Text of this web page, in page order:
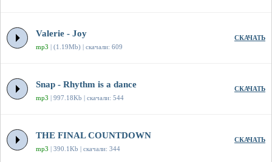
Valerie - Joy
mp3 | (1.19Mb) | скачали: 609
СКАЧАТЬ
Snap - Rhythm is a dance
mp3 | 997.18Kb | скачали: 544
СКАЧАТЬ
THE FINAL COUNTDOWN
mp3 | 390.1Kb | скачали: 344
СКАЧАТЬ